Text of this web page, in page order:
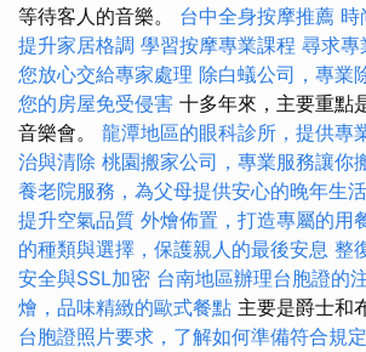
等待客人的音樂。 台中全身按摩推薦 時
提升家居格調 學習按摩專業課程 尋求專
您放心交給專家處理 除白蟻公司，專業
您的房屋免受侵害 十多年來，主要重點
音樂會。 龍潭地區的眼科診所，提供專
治與清除 桃園搬家公司，專業服務讓你
養老院服務，為父母提供安心的晚年生活
提升空氣品質 外燴佈置，打造專屬的用
的種類與選擇，保護親人的最後安息 整
安全與SSL加密 台南地區辦理台胞證的
燴，品味精緻的歐式餐點 主要是爵士和
台胞證照片要求，了解如何準備符合規定